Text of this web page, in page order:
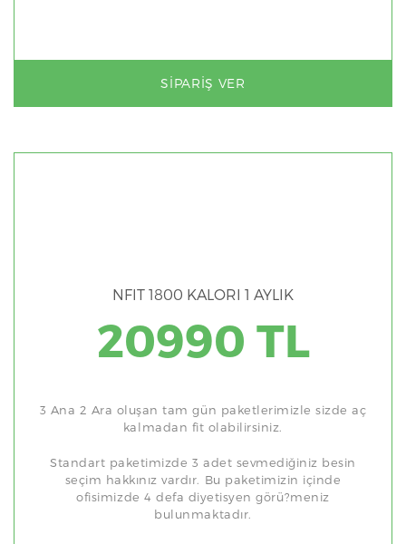
SIPARIŞ VER
NFIT 1800 KALORI 1 AYLIK
20990 TL
3 Ana 2 Ara oluşan tam gün paketlerimizle sizde aç
kalmadan fit olabilirsiniz.
Standart paketimizde 3 adet sevmediğiniz besin
seçim hakkınız vardır. Bu paketimizin içinde
ofisimizde 4 defa diyetisyen görü?meniz
bulunmaktadır.